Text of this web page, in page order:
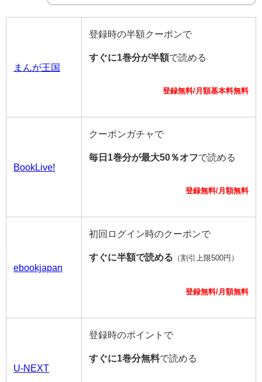
まんが王国
登録時の半額クーポンで
すぐに1巻分が半額で読める
登録無料/月額基本料無料
BookLive!
クーポンガチャで
毎日1巻分が最大50％オフで読める
登録無料/月額無料
ebookjapan
初回ログイン時のクーポンで
すぐに半額で読める （割引上限500円）
登録無料/月額無料
U-NEXT
登録時のポイントで
すぐに1巻分無料で読める